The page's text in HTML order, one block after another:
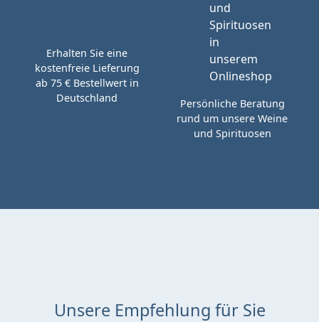
Erhalten Sie eine
kostenfreie Lieferung
ab 75 € Bestellwert in
Deutschland
Persönliche Beratung
rund um unsere Weine
und Spirituosen
Unsere Empfehlung für Sie